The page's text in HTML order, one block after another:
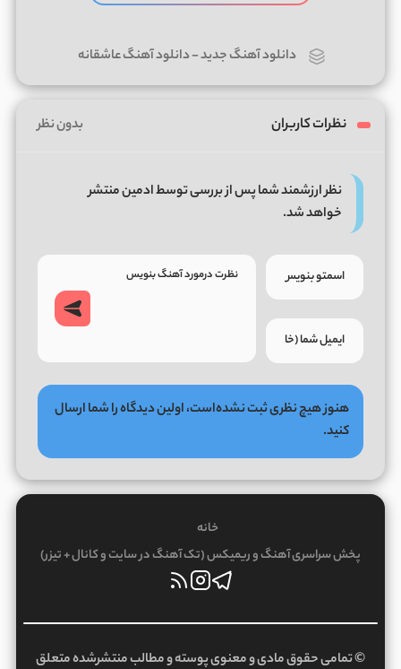
دانلود آهنگ جدید-دانلود آهنگ عاشقانه
نظرات کاربران بدون نظر
نظر ارزشمند شما پس از بررسی توسط ادمین منتشر
خواهد شد.
هنوز هیچ نظری ثبت نشده‌است، اولین دیدگاه را شما ارسال
کنید.
خانه
پخش سراسری آهنگ و ریمیکس (تک آهنگ در سایت و کانال + تیزر)
© تمامی حقوق مادی و معنوی پوسته و مطالب منتشرشده متعلق